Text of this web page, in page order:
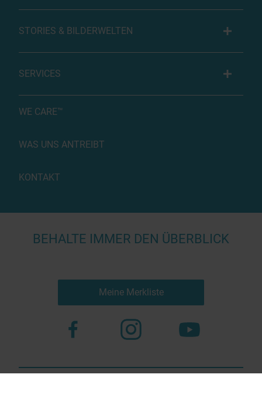
STORIES & BILDERWELTEN
SERVICES
WE CARE™
WAS UNS ANTREIBT
KONTAKT
BEHALTE IMMER DEN ÜBERBLICK
Meine Merkliste